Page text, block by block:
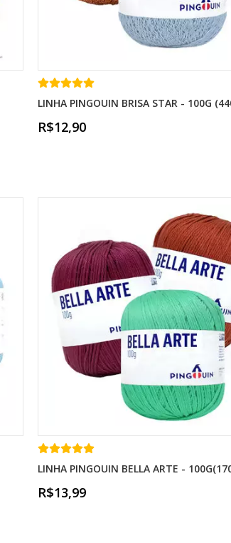
LINHA PINGOUIN BRISA STAR - 100G
R$12,90
LINHA PINGOUIN BELLA ARTE -
R$13,99